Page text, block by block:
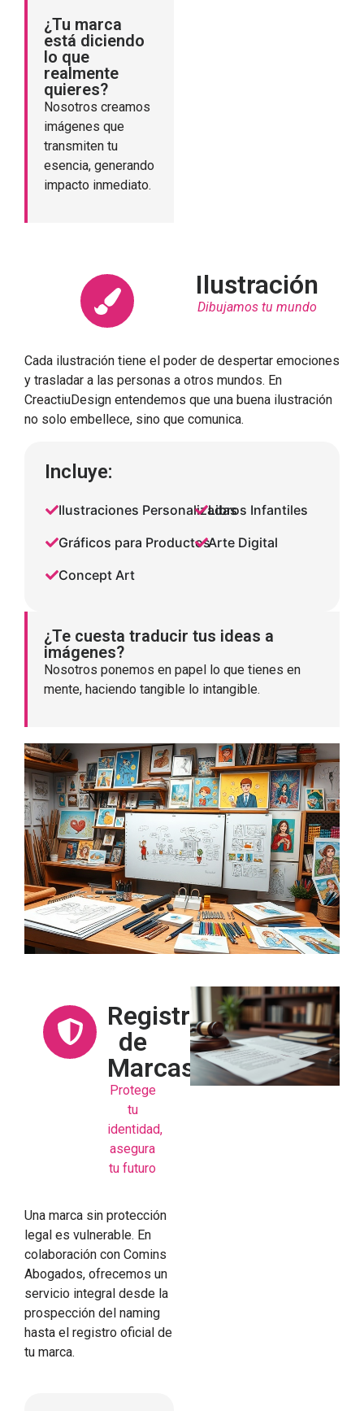
¿Tu marca
está diciendo
lo que
realmente
quieres?
Nosotros creamos
imágenes que
transmiten tu
esencia, generando
impacto inmediato.
Ilustración
Dibujamos tu mundo
Cada ilustración tiene el poder de despertar emociones
y trasladar a las personas a otros mundos. En
CreactiuDesign entendemos que una buena ilustración
no solo embellece, sino que comunica.
Incluye:
Ilustraciones Personalizadas
Gráficos para Productos
Concept Art
Libros Infantiles
Arte Digital
¿Te cuesta traducir tus ideas a
imágenes?
Nosotros ponemos en papel lo que tienes en
mente, haciendo tangible lo intangible.
Registro
de
Marcas
Protege
tu
identidad,
asegura
tu futuro
Una marca sin protección
legal es vulnerable. En
colaboración con Comins
Abogados, ofrecemos un
servicio integral desde la
prospección del naming
hasta el registro oficial de
tu marca.